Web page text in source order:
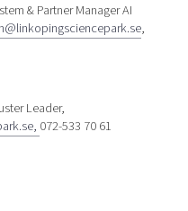
& Partner Manager AI
,
Leader,
072-533 70 61